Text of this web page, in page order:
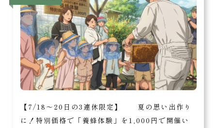
【7/18〜20日の3連休限定】 夏の思い出作り
に！特別価格で「養蜂体験」を1,000円で開催い